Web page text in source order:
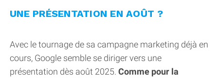
UNE PRÉSENTATION EN AOÛT ?
Avec le tournage de sa campagne marketing déjà en
cours, Google semble se diriger vers une
présentation dès août 2025. Comme pour la